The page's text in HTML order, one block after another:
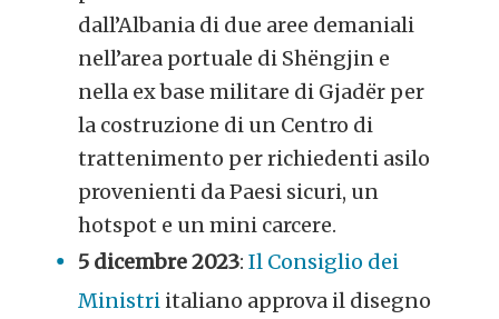
dall’Albania di due aree demaniali
nell’area portuale di Shëngjin e
nella ex base militare di Gjadër per
la costruzione di un Centro di
trattenimento per richiedenti asilo
provenienti da Paesi sicuri, un
hotspot e un mini carcere.
5 dicembre 2023:Il Consiglio dei
Ministri italiano approva il disegno